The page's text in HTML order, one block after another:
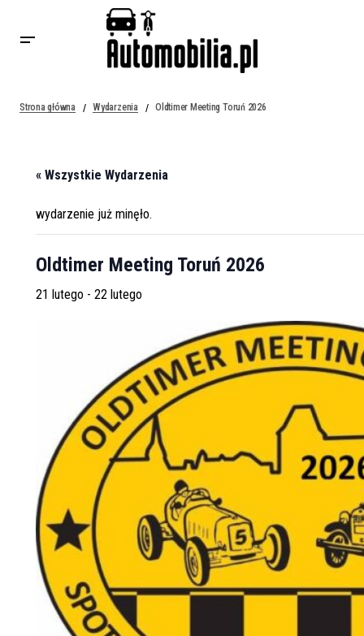
Strona główna Wydarzenia Oldtimer Meeting Toruń 2026
« Wszystkie Wydarzenia
wydarzenie już minęło.
Oldtimer Meeting Toruń 2026
21 lutego - 22 lutego